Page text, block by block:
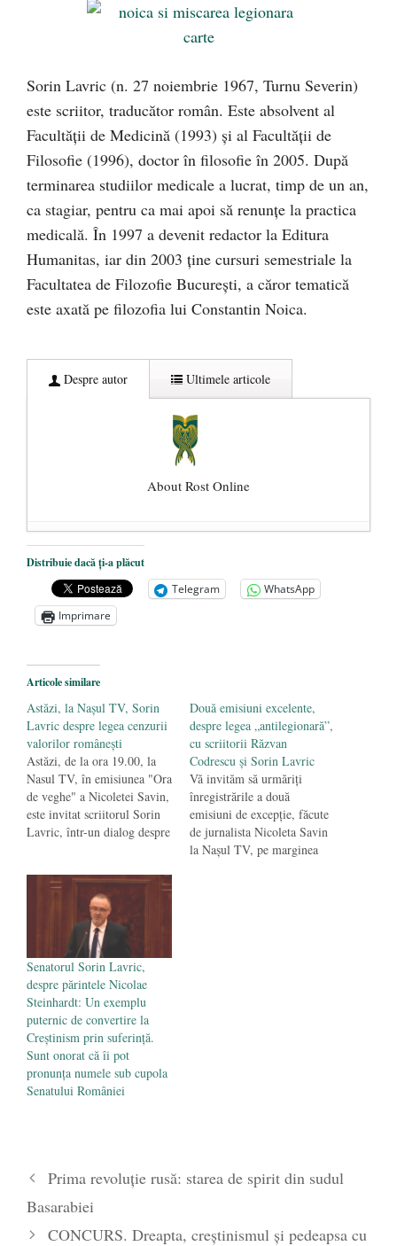
Sorin Lavric (n. 27 noiembrie 1967, Turnu Severin)
este scriitor, traducător român. Este absolvent al
Facultăţii de Medicină (1993) şi al Facultăţii de
Filosofie (1996), doctor în filosofie în 2005. După
terminarea studiilor medicale a lucrat, timp de un an,
ca stagiar, pentru ca mai apoi să renunţe la practica
medicală. În 1997 a devenit redactor la Editura
Humanitas, iar din 2003 ţine cursuri semestriale la
Facultatea de Filozofie Bucureşti, a căror tematică
este axată pe filozofia lui Constantin Noica.
Despre autor Ultimele articole
About Rost Online
Dezvăluiri cutremurătoare despre
președintele Ucrainei, Volodymyr
Zelensky
- 13 mai 2026
Statul care servește Națiunea
Legea Vexler produce efecte. Bustul
poetului Octavian Goga, înlăturat din Iași
- 16 aprilie 2026
Distribuie dacă ți-a plăcut
Telegram
WhatsApp
Imprimare
Articole similare
Astăzi, la Naşul TV, Sorin
Lavric despre legea cenzurii
valorilor româneşti
Astăzi, de la ora 19.00, la
Nasul TV, în emisiunea "Ora
de veghe" a Nicoletei Savin,
este invitat scriitorul Sorin
Lavric, într-un dialog despre
antiromânească,
antidemocratică şi
anticonstituţională. Va fi
transmisă şi pe internet de
către www.privesc.eu.
LATER EDIT Sorin
Lavric…
Două emisiuni excelente,
despre legea „antilegionară”,
cu scriitorii Răzvan
Codrescu şi Sorin Lavric
Vă invităm să urmăriţi
înregistrările a două
emisiuni de excepţie, făcute
de jurnalista Nicoleta Savin
la Naşul TV, pe marginea
Senatorul Sorin Lavric,
despre părintele Nicolae
Steinhardt: Un exemplu
puternic de convertire la
Creștinism prin suferință.
Sunt onorat că îi pot
pronunța numele sub cupola
Senatului României
Prima revoluţie rusă: starea de spirit din sudul
Basarabiei
CONCURS. Dreapta, creştinismul şi pedeapsa cu